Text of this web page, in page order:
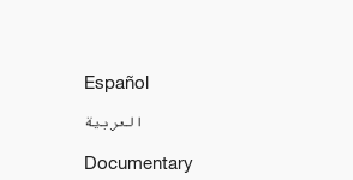
Español
العربية
Documentary